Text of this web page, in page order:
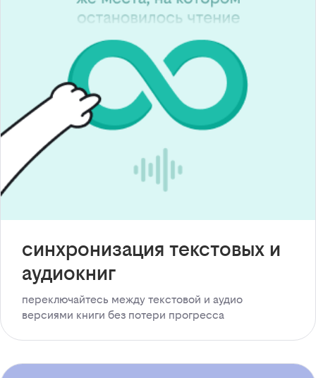
синхронизация текстовых и
аудиокниг
переключайтесь между текстовой и аудио
версиями книги без потери прогресса